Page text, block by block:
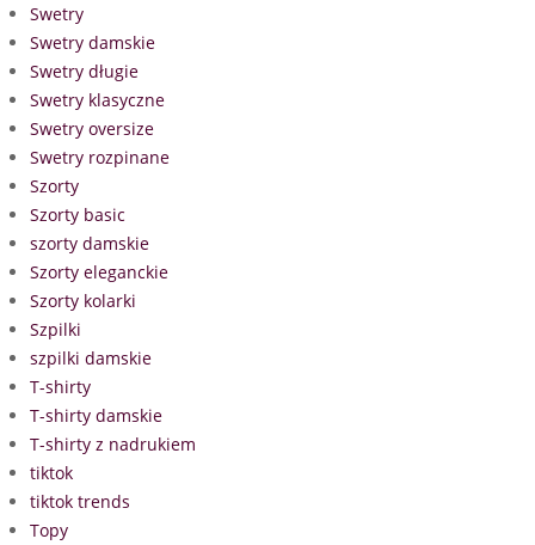
Swetry
Swetry damskie
Swetry długie
Swetry klasyczne
Swetry oversize
Swetry rozpinane
Szorty
Szorty basic
szorty damskie
Szorty eleganckie
Szorty kolarki
Szpilki
szpilki damskie
T-shirty
T-shirty damskie
T-shirty z nadrukiem
tiktok
tiktok trends
Topy